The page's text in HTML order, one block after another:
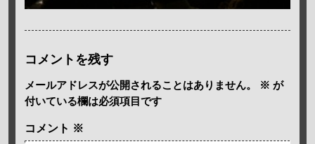
コメントを残す
メールアドレスが公開されることはありません。 ※ が
付いている欄は必須項目です
コメント ※